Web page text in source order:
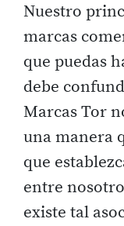
Nuestro
marcas
que puedas
debe
Marcas Tor
una manera
que
entre
existe tal